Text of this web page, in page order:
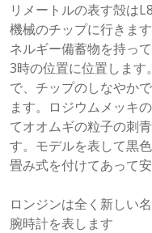
リメートルの表す殻は
機械のチップに行きま
ネルギー備蓄物を持っ
3時の位置に位置しま
で、チップのしなやか
ます。ロジウムメッキ
てオオムギの粒子の刺
す。モデルを表して黒
畳み式を付けてあって
ロンジンは全く新しい
腕時計を表します